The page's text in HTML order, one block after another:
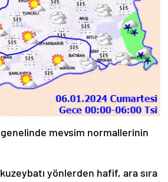
mevsim normallerinin
yönlerden hafif, ara sıra